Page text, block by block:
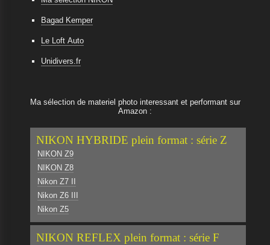
Bagad Kemper
Le Loft Auto
Unidivers.fr
Ma sélection de materiel photo interessant et performant sur
Amazon :
NIKON HYBRIDE plein format : série Z
NIKON Z9
NIKON Z8
Nikon Z7 II
Nikon Z6 III
Nikon Z5
NIKON REFLEX plein format : série F